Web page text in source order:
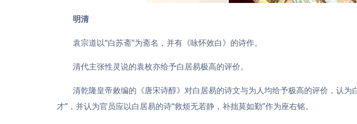
明清
袁宗道以“白苏斋”为斋名，并有《咏怀效白》的诗作。
清代主张性灵说的袁枚亦给予白居易极高的评价。
清乾隆皇帝敕编的《唐宋诗醇》对白居易的诗文与为人均给予极高的评价，认为
才”，并认为官员应以白居易的诗“救烦无若静，补拙莫如勤”作为座右铭。